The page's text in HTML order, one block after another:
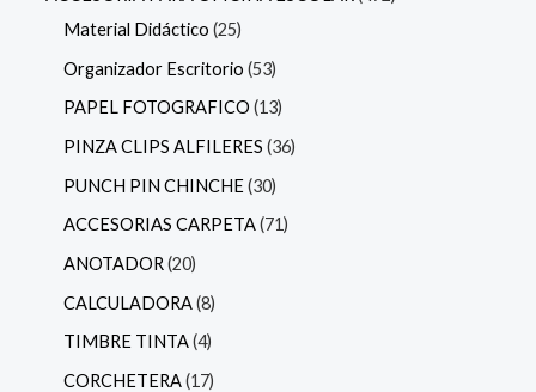
Material Didáctico 25
Organizador Escritorio 53
PAPEL FOTOGRAFICO 13
PINZA CLIPS ALFILERES 36
PUNCH PIN CHINCHE 30
ACCESORIAS CARPETA 71
ANOTADOR 20
CALCULADORA 8
TIMBRE TINTA 4
CORCHETERA 17